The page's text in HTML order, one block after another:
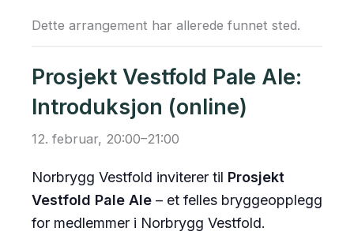
Dette arrangement har allerede funnet sted.
Prosjekt Vestfold Pale Ale:
Introduksjon (online)
12. februar, 20:00–21:00
Norbrygg Vestfold inviterer til Prosjekt
Vestfold Pale Ale – et felles bryggeopplegg
for medlemmer i Norbrygg Vestfold.